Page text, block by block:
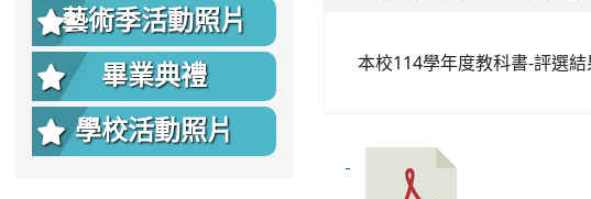
本校114學年度教科書-評選
照片
藝術季活動照片
畢業典禮
學校活動照片